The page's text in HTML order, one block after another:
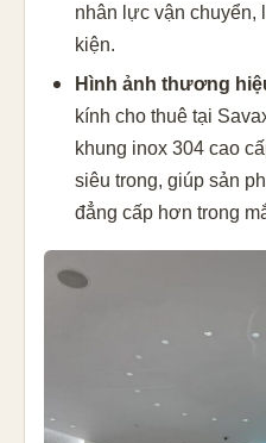
nhân lực vận chuyển,
kiện.
Hình ảnh thương
kính cho thuê tại
khung inox 304 cao
siêu trong, giúp sản
đẳng cấp hơn trong